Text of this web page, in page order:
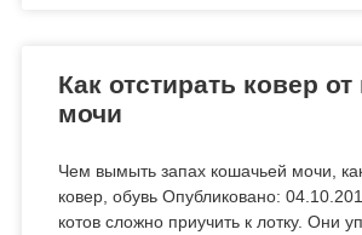
Как отстирать ковер
мочи
Чем вымыть запах кошачьей мочи,
ковер, обувь Опубликовано:
котов сложно приучить к лотку. Они